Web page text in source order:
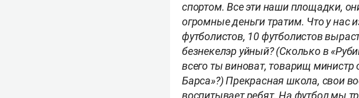
спортом. Все эти наши площадки,
огромные деньги тратим. Что у нас
футболистов, 10 футболистов
безнекелэр уйный? (Сколько в
всего ты виноват, товарищ министр
Барса»?) Прекрасная школа, свои
воспитывает ребят. На футбол мы